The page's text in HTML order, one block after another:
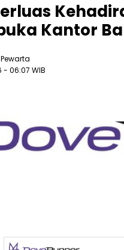
Kantor
- 06:07 WIB